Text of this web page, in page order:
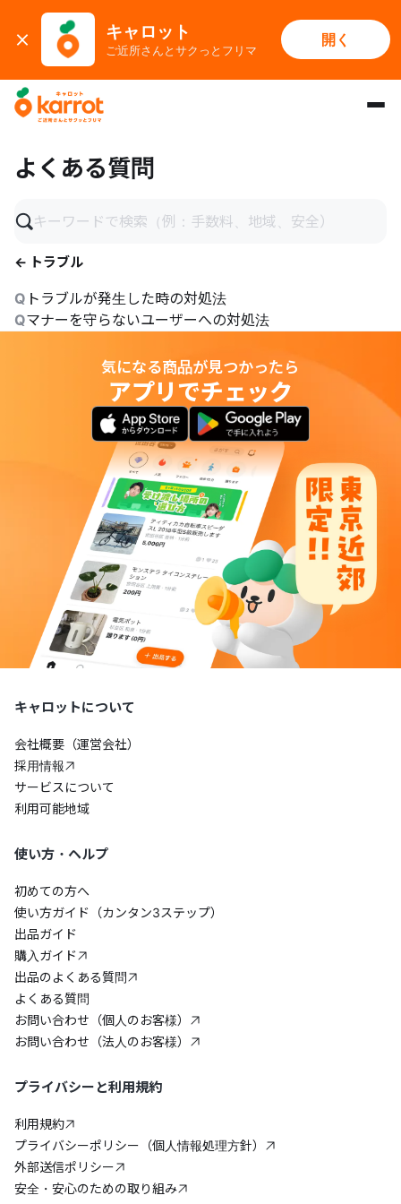
キャロット
ご近所さんとサクっとフリマ
開く
メインコンテンツにスキップ
よくある質問
← トラブル
Q トラブルが発生した時の対処法
Qマナーを守らないユーザーへの対処法
気になる商品が見つかったら
アプリでチェック
キャロットについて
会社概要（運営会社）
採用情報
サービスについて
利用可能地域
使い方・ヘルプ
初めての方へ
使い方ガイド（カンタン3ステップ）
出品ガイド
購入ガイド
出品のよくある質問
よくある質問
お問い合わせ（個人のお客様）
お問い合わせ（法人のお客様）
プライバシーと利用規約
利用規約
プライバシーポリシー（個人情報処理方針）
外部送信ポリシー
安全・安心のための取り組み